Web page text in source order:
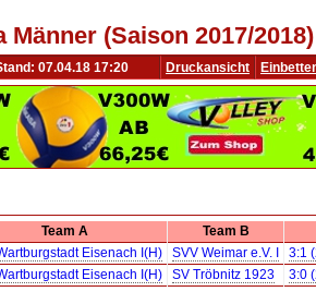
(Saison 2017/2018)
07.04.18 17:20 Druckansicht
Team A Team B
Eisenach I(H) SVV Weimar e.V. I
3:1
Eisenach I(H) SV Tröbnitz 1923 3:0